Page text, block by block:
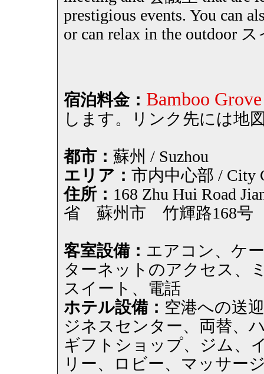
prestigious events. You can
or can relax in the outdoor
宿泊料金： Bamboo
します。リンク先には地
都市： 蘇州 / Suzhou
エリア： 市内中心部 / City
住所： 168 Zhu Hui Road
省 蘇州市 竹輝路168号
客室設備： エアコン、ケ
ターネットのアクセス、
スイート、電話
ホテル設備： 空港への送
ジネスセンター、両替、
ギフトショップ、ジム、
リー、ロビー、マッサー